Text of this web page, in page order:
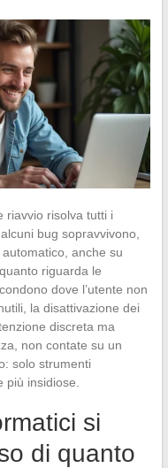
riavvio risolva tutti i
bug sopravvivono,
anche su
riguarda le
dove l’utente non
la disattivazione dei
discreta ma
non contate su un
solo strumenti
insidiose.
si
di quanto